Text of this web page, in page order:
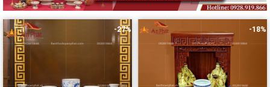
-27% -18%